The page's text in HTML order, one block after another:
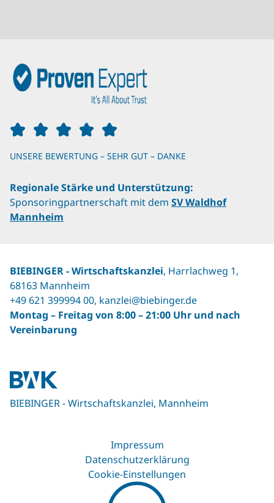
UNSERE BEWERTUNG – SEHR GUT – DANKE
Regionale Stärke und Unterstützung:
Sponsoringpartnerschaft mit dem SV Waldhof
Mannheim
BIEBINGER ‐ Wirtschaftskanzlei, Harrlachweg 1,
68163 Mannheim
+49 621 399994 00, kanzlei@biebinger.de
Montag – Freitag von 8:00 – 21:00 Uhr und nach
Vereinbarung
BIEBINGER - Wirtschaftskanzlei, Mannheim
Impressum
Datenschutzerklärung
Cookie-Einstellungen